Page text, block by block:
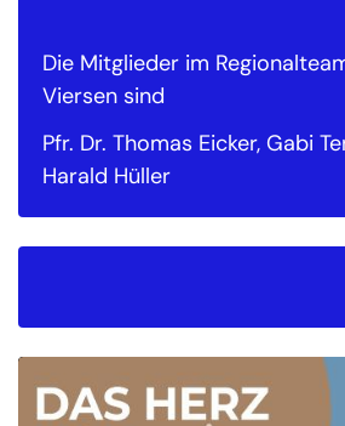
Die Mitglieder im
Viersen sind
Pfr. Dr. Thomas Eicker, Gabi
Harald Hüller